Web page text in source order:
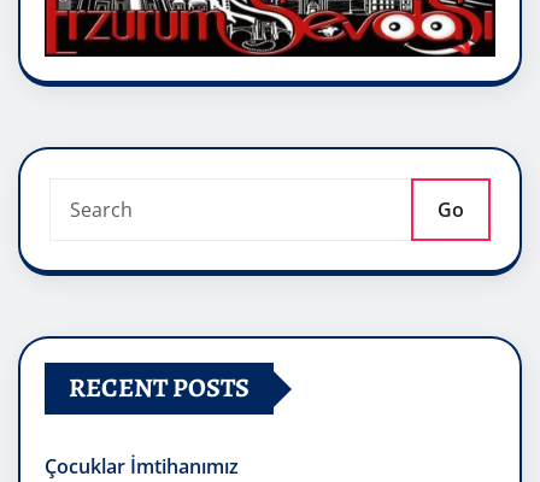
Go
RECENT POSTS
Çocuklar İmtihanımız